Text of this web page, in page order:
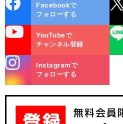
：
】
ok
Facebookで
フォローする
YouTubeで
チャンネル登録
LINE
m
Instagramで
フォローする